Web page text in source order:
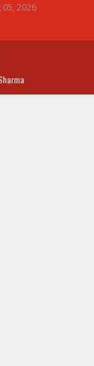
05, 2026